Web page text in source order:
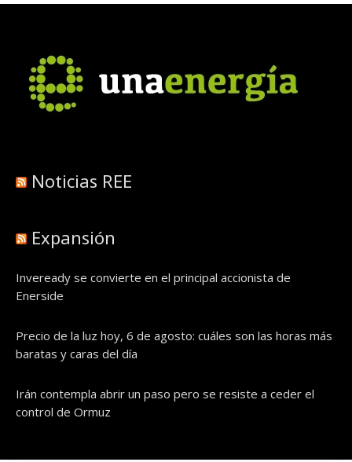
Noticias REE
Expansión
Inveready se convierte en el principal accionista de
Enerside
Precio de la luz hoy, 6 de agosto: cuáles son las horas más
baratas y caras del día
Irán contempla abrir un paso pero se resiste a ceder el
control de Ormuz